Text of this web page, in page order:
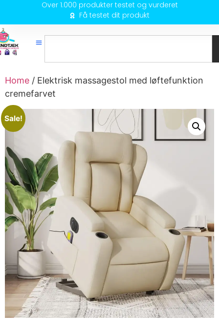
Over 1.000 produkter testet og vurderet
Få testet dit produkt
Home / Elektrisk massagestol med løftefunktion
cremefarvet
Sale!